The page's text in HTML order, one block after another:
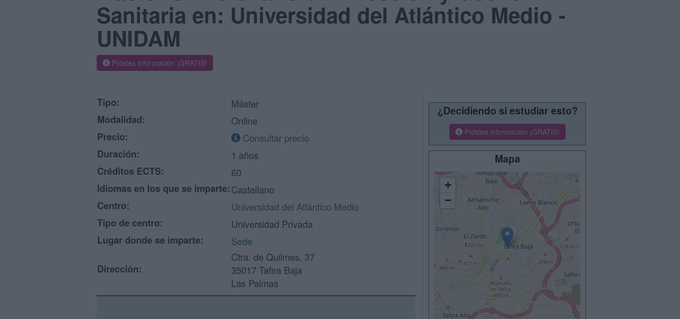
Sanitaria en: Universidad del Atlántico Medio -
UNIDAM
Pídeles información ¡GRATIS!
Tipo:
Máster
Modalidad:
Online
Precio:
Consultar precio
Duración:
1 años
Créditos ECTS:
60
Idiomas en los que se imparte:Castellano
Centro:
Universidad del Atlántico Medio
Tipo de centro:
Universidad Privada
Lugar donde se imparte:
Sede
Dirección:
Ctra. de Quilmes, 37
35017 Tafira Baja
Las Palmas
¿Decidiendo si estudiar esto?
Pídeles información ¡GRATIS!
Mapa
+
−